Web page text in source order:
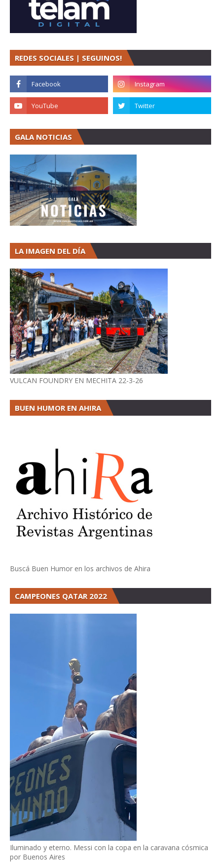
REDES SOCIALES | SEGUINOS!
GALA NOTICIAS
LA IMAGEN DEL DÍA
VULCAN FOUNDRY EN MECHITA 22-3-26
BUEN HUMOR EN AHIRA
Buscá Buen Humor en los archivos de Ahira
CAMPEONES QATAR 2022
Iluminado y eterno. Messi con la copa en la caravana cósmica
por Buenos Aires